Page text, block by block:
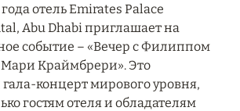
отель Emirates Palace
Abu Dhabi приглашает на
событие – «Вечер с Филиппом
Краймбрери». Это
концерт мирового уровня,
гостям отеля и обладателям